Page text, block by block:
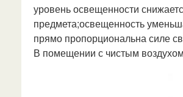
уровень освещенности
предмета;освещенность
прямо пропорциональна силе
В помещении с чистым